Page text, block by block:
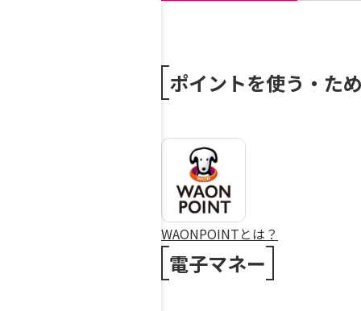
ポイントを使う・た
WAONPOINTとは？
電子マネー